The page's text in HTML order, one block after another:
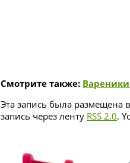
Смотрите также:
Эта запись была размещена
запись через ленту RSS 2.0.